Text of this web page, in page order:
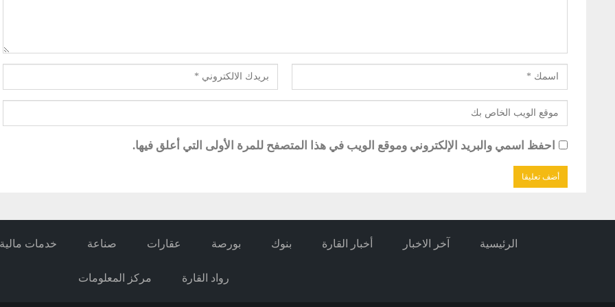
احفظ اسمي والبريد الإلكتروني وموقع الويب في هذا المتصفح للمرة الأولى التي أعلق فيها.
الرئيسية آخر الاخبار أخبار القارة بنوك بورصة عقارات صناعة خدمات مالية
رواد القارة مركز المعلومات